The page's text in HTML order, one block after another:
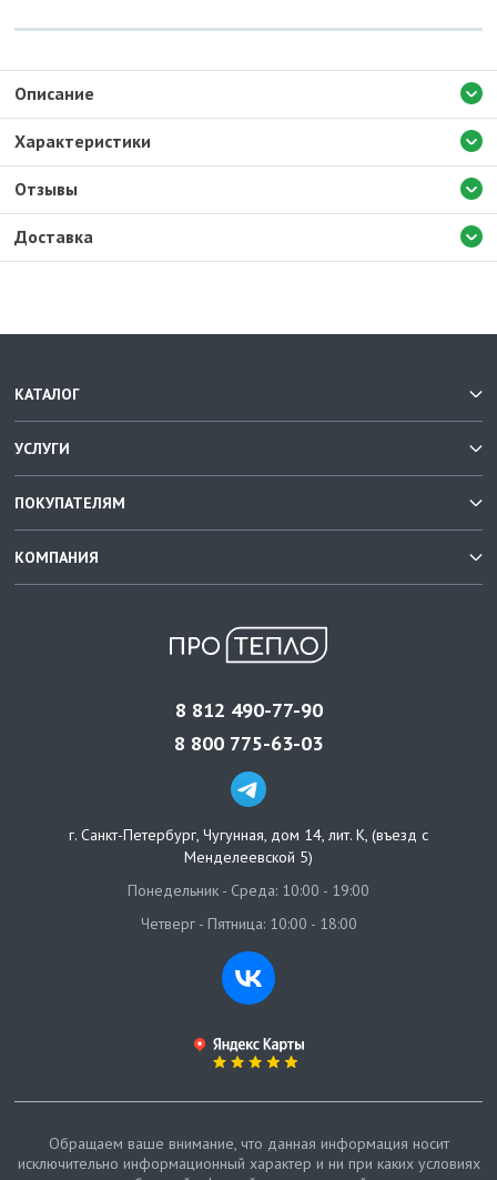
Доставка
Описание
Характеристики
Отзывы
КАТАЛОГ
УСЛУГИ
ПОКУПАТЕЛЯМ
КОМПАНИЯ
8 812 490-77-90
8 800 775-63-03
г. Санкт-Петербург, Чугунная, дом 14, лит. К, (въезд с
Менделеевской 5)
Понедельник - Среда: 10:00 - 19:00
Четверг - Пятница: 10:00 - 18:00
Обращаем ваше внимание, что данная информация носит
исключительно информационный характер и ни при каких условиях